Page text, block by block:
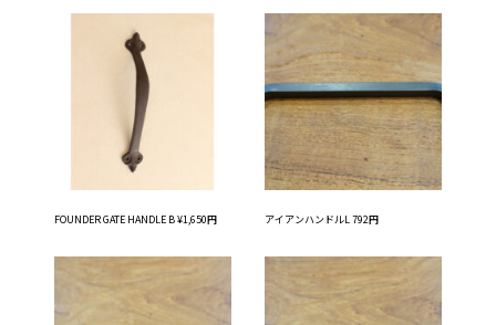
FOUNDER GATE HANDLE B ¥1,650円 アイアンハンドルL 792円